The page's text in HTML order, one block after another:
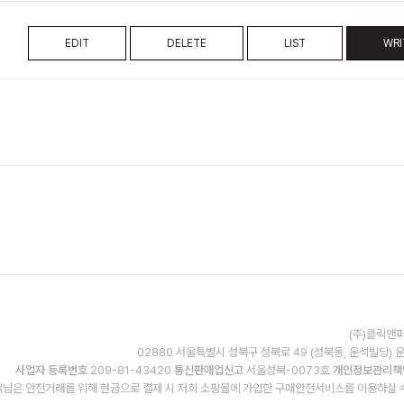
EDIT DELETE LIST
(주)클릭앤
02880 서울특별시 성북구 성북로 49 (성북동, 운석빌딩)
사업자 등록번호 209-81-43420 통신판매업신고 서울성북-0073호 개인정보관리
님은 안전거래를 위해 현금으로 결제 시 저희 소핑몰에 가입한 구매안전서비스를 이용하실